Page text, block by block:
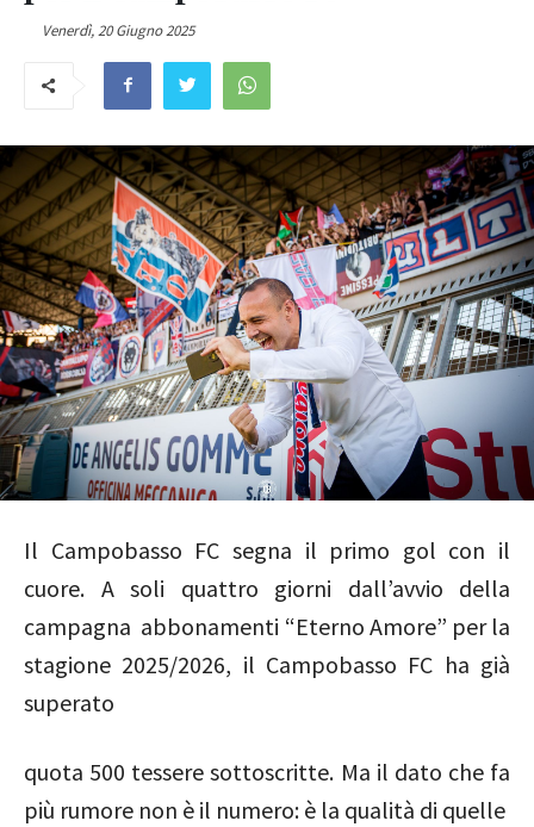
Venerdì, 20 Giugno 2025
Il Campobasso FC segna il primo gol con il
cuore. A soli quattro giorni dall’avvio della
campagna abbonamenti “Eterno Amore” per la
stagione 2025/2026, il Campobasso FC ha già
superato
quota 500 tessere sottoscritte. Ma il dato che fa
più rumore non è il numero: è la qualità di quelle